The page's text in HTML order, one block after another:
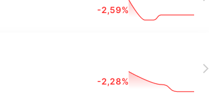
-2,59%
-2,28%